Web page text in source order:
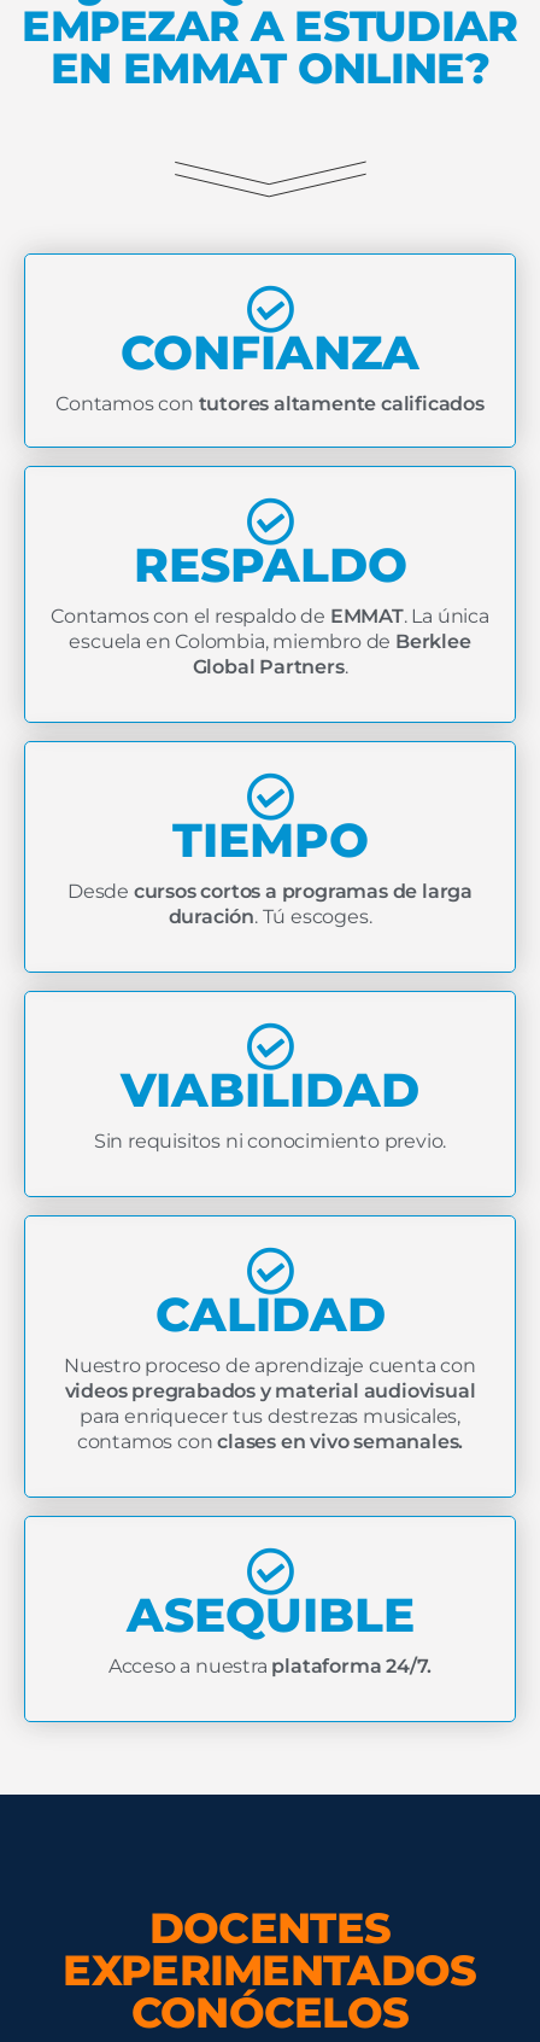
EMPEZAR A ESTUDIAR
EN EMMAT ONLINE?
CONFIANZA
Contamos con tutores altamente calificados
RESPALDO
Contamos con el respaldo de EMMAT. La única
escuela en Colombia, miembro de Berklee
Global Partners.
TIEMPO
Desde cursos cortos a programas de larga
duración. Tú escoges.
VIABILIDAD
Sin requisitos ni conocimiento previo.
CALIDAD
Nuestro proceso de aprendizaje cuenta con
videos pregrabados y material audiovisual
para enriquecer tus destrezas musicales,
contamos conclases en vivo semanales.
ASEQUIBLE
Acceso a nuestra plataforma 24/7.
DOCENTES
EXPERIMENTADOS
CONÓCELOS